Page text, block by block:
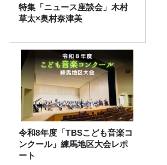
特集「ニュース座談会」木村
草太×奥村奈津美
令和8年度「TBSこども音楽コ
ンクール」練馬地区大会レポ
ート